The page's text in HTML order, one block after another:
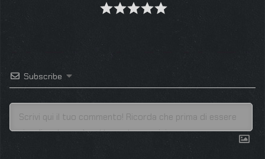
Subscribe